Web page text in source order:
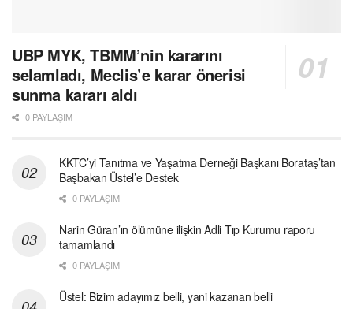
UBP MYK, TBMM’nin kararını
selamladı, Meclis’e karar önerisi
sunma kararı aldı
0 PAYLAŞIM
KKTC’yi Tanıtma ve Yaşatma Derneği Başkanı Borataş’tan
Başbakan Üstel’e Destek
0 PAYLAŞIM
Narin Güran’ın ölümüne ilişkin Adli Tıp Kurumu raporu
tamamlandı
0 PAYLAŞIM
Üstel: Bizim adayımız belli, yani kazanan belli